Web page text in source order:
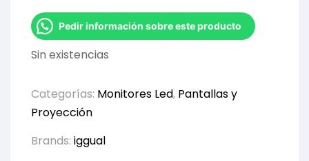
Pedir información sobre este producto
Sin existencias
Categorías: Monitores Led, Pantallas y
Proyección
Brands: iggual